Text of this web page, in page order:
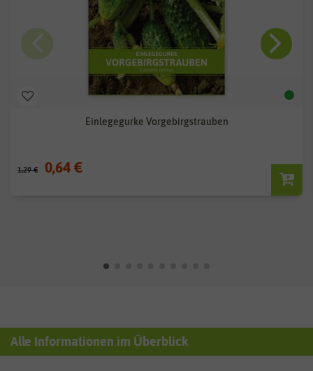
Einlegegurke Vorgebirgstrauben
1,29 € 0,64 €
Alle Informationen im Überblick